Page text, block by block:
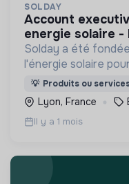
SOLDAY
account executive b2b chez solday -
energie solaire -
Solday a été
l'énergie solaire
professionnels.
💡 Produits ou
Lyon, France
Il y a 1 mois